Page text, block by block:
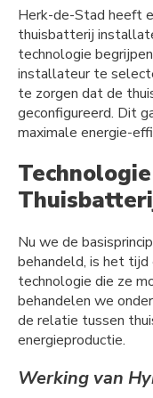
Herk-de-Stad heeft
thuisbatterij
technologie
installateur te
te zorgen dat de
geconfigureerd. Dit
maximale energie-
Nu we de
behandeld, is het tijd
technologie die ze
behandelen we
de relatie tussen
energieproductie.
Werking van